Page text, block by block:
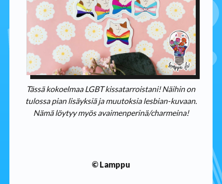
Tässä kokoelmaa LGBT kissatarroistani! Näihin on
tulossa pian lisäyksiä ja muutoksia lesbian-kuvaan.
Nämä löytyy myös avaimenperinä/charmeina!
© Lamppu